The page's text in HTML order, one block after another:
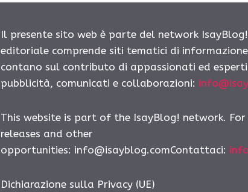
Il presente sito web è parte del network
editoriale comprende siti tematici di
contano sul contributo di appassionati ed
pubblicità, comunicati e collaborazioni:
This website is part of the IsayBlog! network. For
releases and other
opportunities: info@isayblog.comContattaci:
Dichiarazione sulla Privacy (UE)